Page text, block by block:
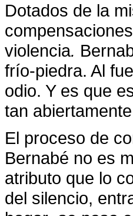
Dotados de la
violencia.
frío-piedra. Al
odio. Y es que
tan
El proceso de
Bernabé no es
atributo que lo
del silencio,